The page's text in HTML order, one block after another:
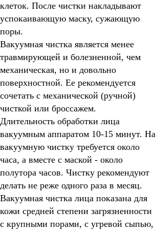
клеток. После чистки накладывают
успокаивающую маску, сужающую
поры.
Вакуумная чистка является менее
травмирующей и болезненной, чем
механическая, но и довольно
поверхностной. Ее рекомендуется
сочетать с механической (ручной)
чисткой или броссажем.
Длительность обработки лица
вакуумным аппаратом 10-15 минут. На
вакуумную чистку требуется около
часа, а вместе с маской - около
полутора часов. Чистку рекомендуют
делать не реже одного раза в месяц.
Вакуумная чистка лица показана для
кожи средней степени загрязненности
с крупными порами, с угревой сыпью,